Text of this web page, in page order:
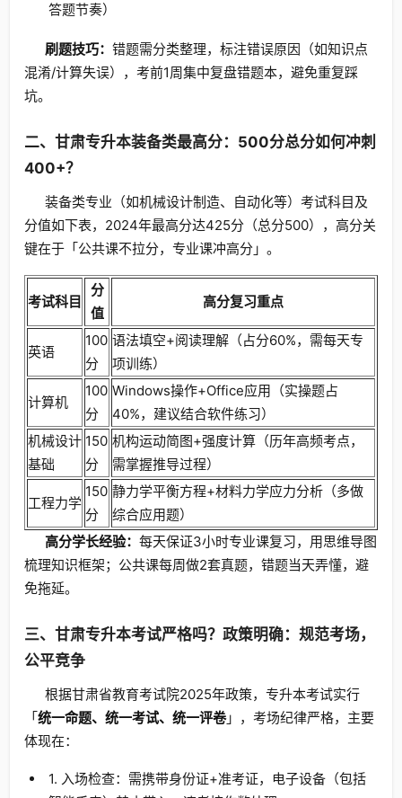
答题节奏）
刷题技巧： 错题需分类整理，标注错误原因（如知识点
混淆/计算失误），考前1周集中复盘错题本，避免重复踩
坑。
二、甘肃专升本装备类最高分：500分总分如何冲刺
400+？
装备类专业（如机械设计制造、自动化等）考试科目及
分值如下表，2024年最高分达425分（总分500），高分关
键在于「公共课不拉分，专业课冲高分」。
考试科目
分
值
高分复习重点
英语
100
分
语法填空+阅读理解（占分60%，需每天专
项训练）
计算机
100
分
Windows操作+Office应用（实操题占
40%，建议结合软件练习）
机械设计
基础
150
分
机构运动简图+强度计算（历年高频考点，
需掌握推导过程）
工程力学
150
分
静力学平衡方程+材料力学应力分析（多做
综合应用题）
高分学长经验： 每天保证3小时专业课复习，用思维导图
梳理知识框架；公共课每周做2套真题，错题当天弄懂，避
免拖延。
三、甘肃专升本考试严格吗？政策明确：规范考场，
公平竞争
根据甘肃省教育考试院2025年政策，专升本考试实行
「统一命题、统一考试、统一评卷」，考场纪律严格，主要
体现在：
1. 入场检查：需携带身份证+准考证，电子设备（包括